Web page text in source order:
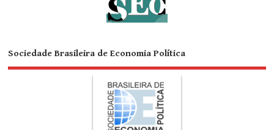
Sociedade Brasileira de Economia Política